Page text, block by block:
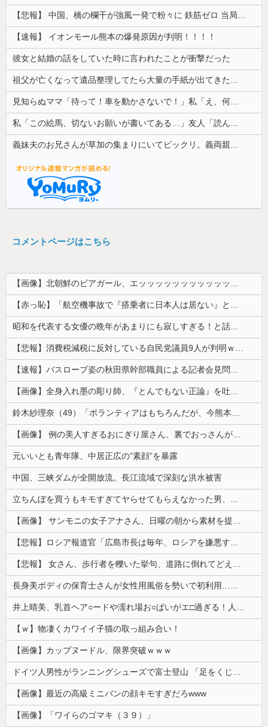
【速報】 イオンモール熊本の爆発原因が判明！！！！
彼女と結婚の話をしていた時に言われたことが衝撃だった
コメントページはこちら
【画像】北朝鮮のビアガール、エッッッッッッッッッッッッッッッッッ！
【赤っ恥】「航空機事故で『搭乗者に日本人は居ない』という発表は嫌い。人間として同じ価値だと思う」→ツッコミ殺到も「自分が気に入らないと思った」と...
昭和を代表する女優の晩年があまりにも寂しすぎる！と話題に、自身の子供を餓死する寸前までネグレクトした挙句……
【悲報】消費税減税に反対している自民党議員9人が判明ｗｗｗｗｗｗ
【速報】バスローブ姿の秋田県幹部職員による記者会見問題、ラブホテルからの参加だと特定「体調が優れなかったため...」とは何だったのか
【画像】全身入れ墨の彫り師、『とんでもない正論』を吐いて30万再生されてしまうｗｗｗｗｗｗｗ
鈴木紗理奈（49）「ボランティアはもちろんだが、今熊本へ旅行に行くことも支援になる」
【画像】 例の美人すぎるおにぎり屋さん、裏でおっさんが握っていたｗｗｗｗｗｗｗｗｗｗｗｗｗｗｗｗｗ
元いいとも青年隊、中居正広の”素顔”を暴露
中国、三峡ダムが全開放流。長江流域で深刻な洪水被害
立ちんぼを買うもキモすぎてヤらせてもらえなかった男、代わりの足コキでまさかの大量身寸米青ｗｗｗ
【画像】 サンモニの女子アナさん、日曜の朝から素材を提供してしまう
【悲報】ロシア報道官「広島市長は毎年、ロシアを嫌悪する『偽りの呪文』を繰り返し、日本人をゾンビ化させている」と主張
【悲報】 女さん、歩行者を轢いた挙句、道路に倒れてどえらいことになってしまうw w w w w w w
長身美ボディの保育士さんが女性用風俗を勢いで初利用…子供に絶対見せられないメスの顔でイキまくり。
井上晴美、乳首ヘア○ードや濡れ場お○ぱいがエ□過ぎる！人生最後のラスト写真集、最高！！
【ｗ】物凄くカワイイ子猫の取っ組み合い！
【画像】カップヌードル、限界突破ｗｗｗ
ドイツ人男性がランニングシューズで富士登山 「足をくじいて動けない」
【画像】最近の高級ミニバンの顔キモすぎだろwww
【画像】「ワイらのゴマキ（３９）」